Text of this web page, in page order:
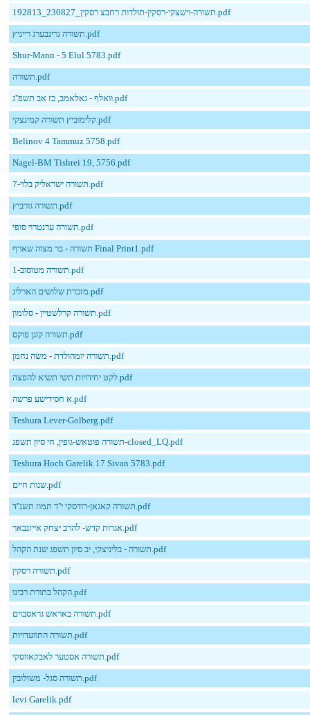
תשורה-וישצקי-רסקין-תולדות רחבצ רסקין_230827_192813.pdf
תשורה גרינבערג רייניץ.pdf
Shur-Mann - 5 Elul 5783.pdf
תשורה.pdf
וואלף - גאלאמב, כז אב תשפ''ג.pdf
קלימוביץ תשורה קמינצקי.pdf
Belinov 4 Tammuz 5758.pdf
Nagel-BM Tishrei 19, 5756.pdf
תשורה ישראליק בלוי-7.pdf
תשורה גורביץ.pdf
תשורה ערנטרוי סופי.pdf
תשורה - בר מצוה שארף Final Print1.pdf
תשורה מטוסוב-1.pdf
מזכרת שלושים הארליג.pdf
תשורה קרלשטיין - סלומון.pdf
תשורה קוגן פוקס.pdf
תשורה יומהולדת - משה נחמן.pdf
לקט יחידויות תשי תשיא להפצה.pdf
א חסידישע פרשה.pdf
Teshura Lever-Golberg.pdf
תשורה פוטאש-גופין, חי סיון תשפג-closed_LQ.pdf
Teshura Hoch Garelik 17 Sivan 5783.pdf
שנות חיים.pdf
תשורה קאגאן-רודסקי י''ד תמוז תשנ''ד.pdf
אגרות קדש- להרב יצחק אייזנבאך.pdf
תשורה - בליניצקי, יב סיון תשפג שנת הקהל.pdf
תשורה רסקין.pdf
הקהל בתורת רבינו.pdf
תשורה באראש גראסבוים.pdf
תשורה התוועדויות.pdf
תשורה אסטער לאבקאווסקי.pdf
תשורה סגל- משולובין.pdf
levi Garelik.pdf